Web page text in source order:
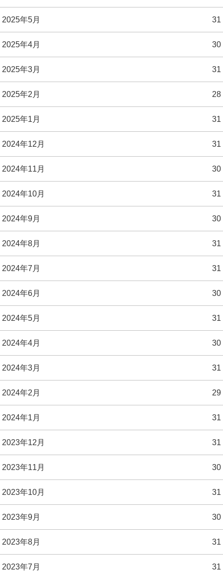
2025年5月 31
2025年4月 30
2025年3月 31
2025年2月 28
2025年1月 31
2024年12月 31
2024年11月 30
2024年10月 31
2024年9月 30
2024年8月 31
2024年7月 31
2024年6月 30
2024年5月 31
2024年4月 30
2024年3月 31
2024年2月 29
2024年1月 31
2023年12月 31
2023年11月 30
2023年10月 31
2023年9月 30
2023年8月 31
2023年7月 31